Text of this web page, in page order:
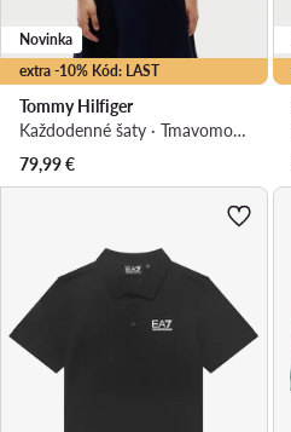
extra -10% Kód: LAST
Novinka
Tommy Hilfiger
Každodenné šaty · Tmavomodrá
79,99€